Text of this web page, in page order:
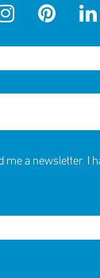
a newsletter. I